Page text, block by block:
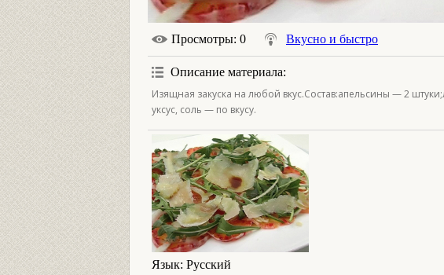
Просмотры: 0 Вкусно и быстро
Описание материала:
Изящная закуска на любой вкус.Состав:апельсины — 2
уксус, соль — по вкусу.
Язык: Русский